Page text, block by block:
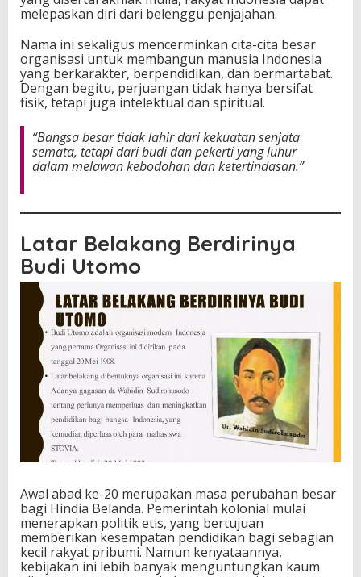
melepaskan diri dari belenggu penjajahan.
Nama ini sekaligus mencerminkan cita-cita besar
organisasi untuk membangun manusia Indonesia
yang berkarakter, berpendidikan, dan bermartabat.
Dengan begitu, perjuangan tidak hanya bersifat
fisik, tetapi juga intelektual dan spiritual.
“Bangsa besar tidak lahir dari kekuatan senjata
semata, tetapi dari budi dan pekerti yang luhur
dalam melawan kebodohan dan ketertindasan.”
Latar Belakang Berdirinya
Budi Utomo
Awal abad ke-20 merupakan masa perubahan besar
bagi Hindia Belanda. Pemerintah kolonial mulai
menerapkan politik etis, yang bertujuan
memberikan kesempatan pendidikan bagi sebagian
kecil rakyat pribumi. Namun kenyataannya,
kebijakan ini lebih banyak menguntungkan kaum